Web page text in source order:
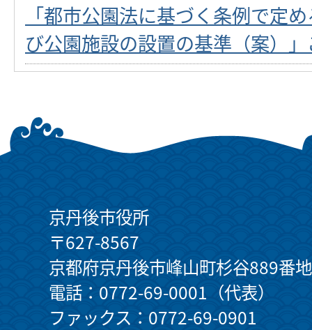
「都市公園法に基づく条例で定
び公園施設の設置の基準（案）
京丹後市役所
〒627-8567
京都府京丹後市峰山町杉谷889番地
電話：0772-69-0001（代表）
ファックス：0772-69-0901